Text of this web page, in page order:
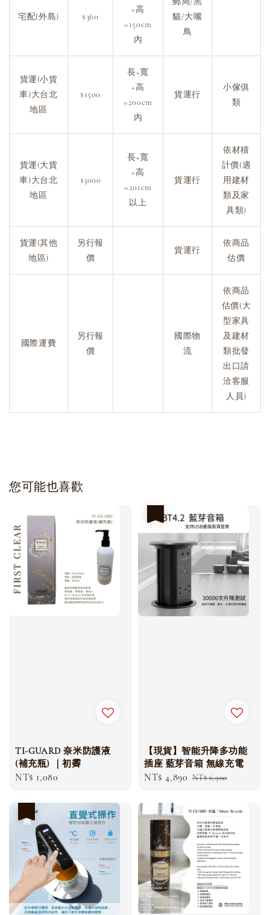
宅配(外島) $360
+高
=150cm
內
貓/大嘴
鳥
貨運(小貨
車)大台北
地區
$1500
長+寬
+高
=200cm
內
貨運行
小傢俱
類
貨運(大貨
車)大台北
地區
$3000
長+寬
+高
=201cm
以上
貨運行
依材積
計價(適
用建材
類及家
具類)
貨運(其他
地區)
另行報
價
貨運行
依商品
估價
國際運費
另行報
價
國際物
流
依商品
估價(大
型家具
及建材
類批發
出口請
洽客服
人員)
您可能也喜歡
TI-GUARD 奈米防護液
(補充瓶) ｜初霽
Regular
NT$ 1,080
【現貨】智能升降多功能
插座 藍芽音箱 無線充電
Sale
NT$ 4,890 Regular
NT$ 6,900